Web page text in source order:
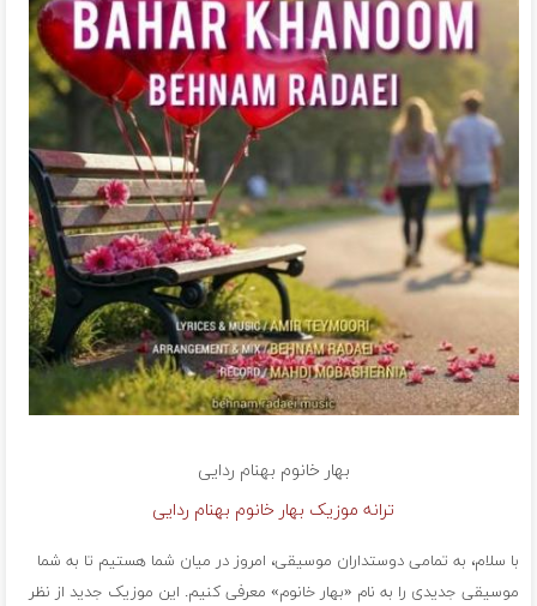
بهار خانوم بهنام ردایی
ترانه موزیک بهار خانوم بهنام ردایی
با سلام، به تمامی دوستداران موسیقی، امروز در میان شما هستیم تا به شما
موسیقی جدیدی را به نام «بهار خانوم» معرفی کنیم. این موزیک جدید از نظر